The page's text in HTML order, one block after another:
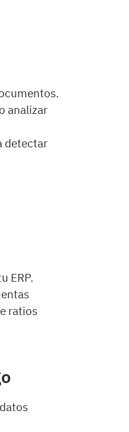
analizar
detectar
ERP.
ratios